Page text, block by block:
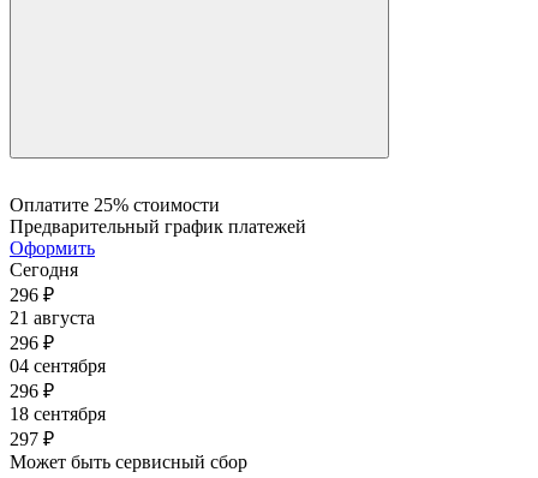
Оплатите 25% стоимости
Предварительный график платежей
Оформить
Сегодня
296 ₽
21 августа
296 ₽
04 сентября
296 ₽
18 сентября
297 ₽
Может быть сервисный сбор